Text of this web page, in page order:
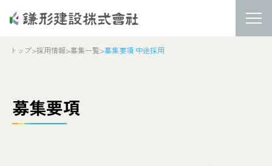
トップ>採用情報>募集一覧>募集要項 中途採用
募集要項